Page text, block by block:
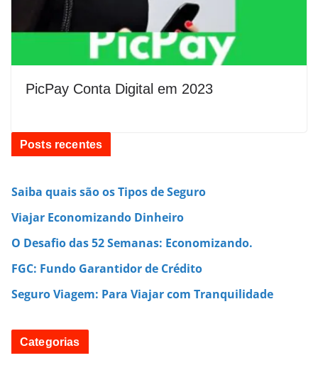
PicPay Conta Digital em 2023
Posts recentes
Saiba quais são os Tipos de Seguro
Viajar Economizando Dinheiro
O Desafio das 52 Semanas: Economizando.
FGC: Fundo Garantidor de Crédito
Seguro Viagem: Para Viajar com Tranquilidade
Categorias